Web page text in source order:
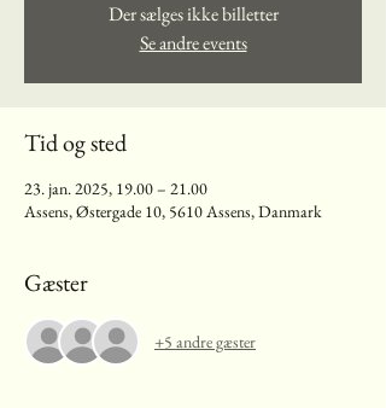
Der sælges ikke billetter
Se andre events
Tid og sted
23. jan. 2025, 19.00 – 21.00
Assens, Østergade 10, 5610 Assens, Danmark
Gæster
+5 andre gæster